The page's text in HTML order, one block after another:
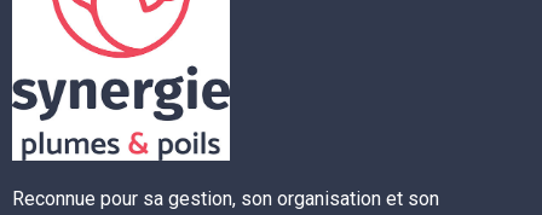
Reconnue pour sa gestion, son organisation et son